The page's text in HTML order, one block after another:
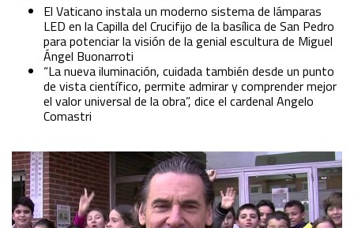
El Vaticano instala un moderno sistema de lámparas
LED en la Capilla del Crucifijo de la basílica de San Pedro
para potenciar la visión de la genial escultura de Miguel
Ángel Buonarroti
“La nueva iluminación, cuidada también desde un punto
de vista científico, permite admirar y comprender mejor
el valor universal de la obra”, dice el cardenal Angelo
Comastri